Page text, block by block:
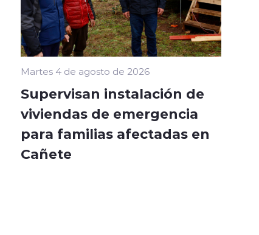
Martes 4 de agosto de 2026
Supervisan instalación de
viviendas de emergencia
para familias afectadas en
Cañete